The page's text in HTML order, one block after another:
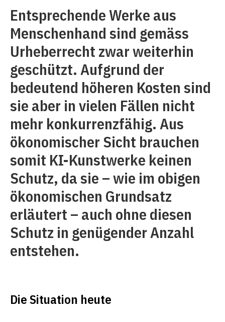
Entsprechende Werke aus
Menschenhand sind gemäss
Urheberrecht zwar weiterhin
geschützt. Aufgrund der
bedeutend höheren Kosten sind
sie aber in vielen Fällen nicht
mehr konkurrenzfähig. Aus
ökonomischer Sicht brauchen
somit KI-Kunstwerke keinen
Schutz, da sie – wie im obigen
ökonomischen Grundsatz
erläutert – auch ohne diesen
Schutz in genügender Anzahl
entstehen.
Die Situation heute